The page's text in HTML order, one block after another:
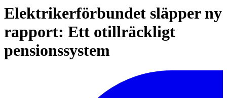
Elektrikerförbundet släpper ny
rapport: Ett otillräckligt
pensionssystem